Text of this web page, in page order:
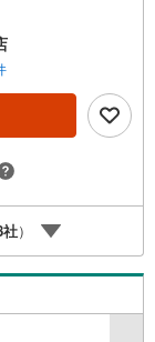
『北国分』駅徒
校徒歩12分でお
設徒歩圏内充実
全体を見渡せるカ
洗機付き■自然と
イン階段■大型納戸
台分●お客様の笑
の宝物になるお家
力でサポート致
応致します！お気
社）